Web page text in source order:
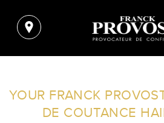
FILTER
YOUR FRANCK
DE COUTANCE